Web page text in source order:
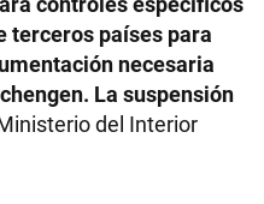
terceros países para
necesaria
La suspensión
del Interior